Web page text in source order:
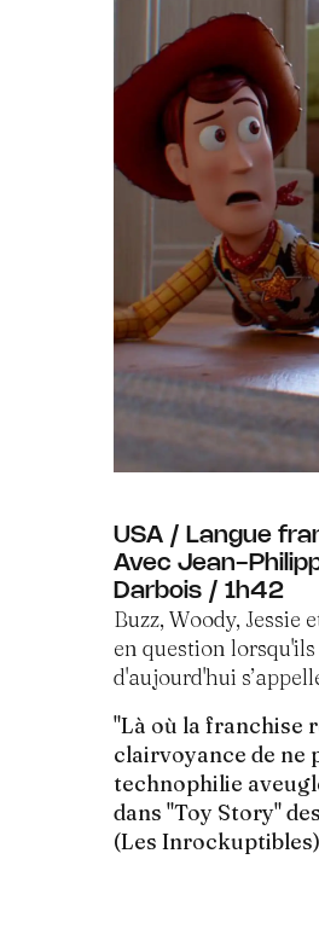
USA / Langue
Avec Jean-
Darbois / 1h42
Buzz, Woody,
en question
d'aujourd'hui
"Là où la franchise
clairvoyance de ne
technophilie
dans "Toy Story"
(Les Inrockuptibles)